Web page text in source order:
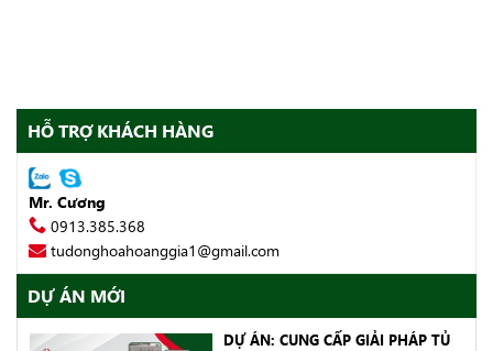
HỖ TRỢ KHÁCH HÀNG
Mr. Cương
0913.385.368
tudonghoahoanggia1@gmail.com
DỰ ÁN MỚI
DỰ ÁN: CUNG CẤP GIẢI PHÁP TỦ